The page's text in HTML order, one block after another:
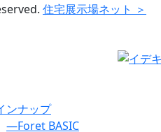
住宅展示場ネット ＞
ンナップ
―Foret BASIC